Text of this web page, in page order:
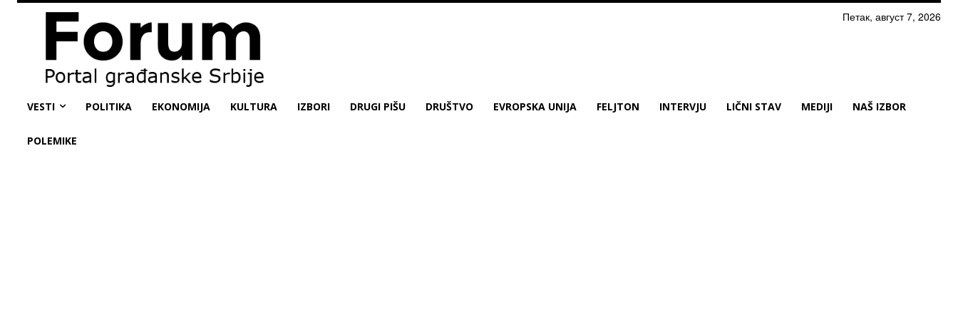
Петак, август 7, 2026
VESTI POLITIKA EKONOMIJA KULTURA IZBORI DRUGI PIŠU DRUŠTVO EVROPSKA UNIJA FELJTON INTERVJU LIČNI STAV MEDIJI NAŠ IZBOR
POLEMIKE